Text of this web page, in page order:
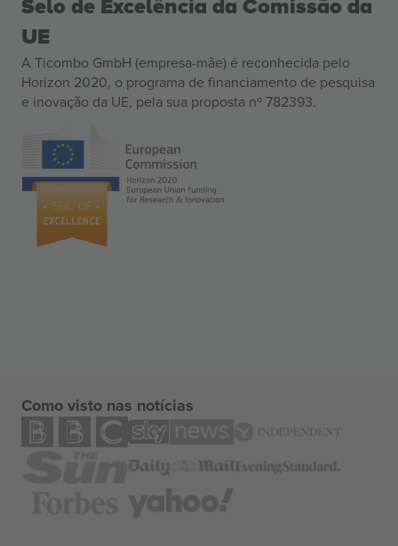
Selo de Excelência da Comissão da
UE
A Ticombo GmbH (empresa-mãe) é reconhecida pelo
Horizon 2020, o programa de financiamento de pesquisa
e inovação da UE, pela sua proposta nº 782393.
Como visto nas notícias